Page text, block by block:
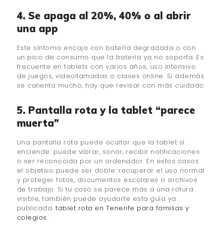
4. Se apaga al 20%, 40% o al abrir
una app
Este síntoma encaja con batería degradada o con
un pico de consumo que la batería ya no soporta. Es
frecuente en tablets con varios años, uso intensivo
de juegos, videollamadas o clases online. Si además
se calienta mucho, hay que revisar con más cuidado.
5. Pantalla rota y la tablet “parece
muerta”
Una pantalla rota puede ocultar que la tablet sí
enciende: puede vibrar, sonar, recibir notificaciones
o ser reconocida por un ordenador. En estos casos
el objetivo puede ser doble: recuperar el uso normal
y proteger fotos, documentos escolares o archivos
de trabajo. Si tu caso se parece más a una rotura
visible, también puede ayudarte esta guía ya
publicada:tablet rota en Tenerife para familias y
colegios.